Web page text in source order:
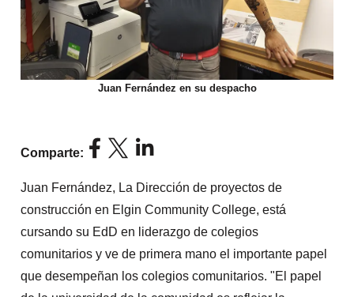
Juan Fernández en su despacho
Comparte:
Juan Fernández, La Dirección de proyectos de
construcción en Elgin Community College, está
cursando su EdD en liderazgo de colegios
comunitarios y ve de primera mano el importante papel
que desempeñan los colegios comunitarios. "El papel